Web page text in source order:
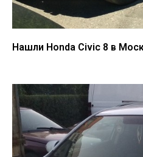
Нашли Honda Civic 8 в